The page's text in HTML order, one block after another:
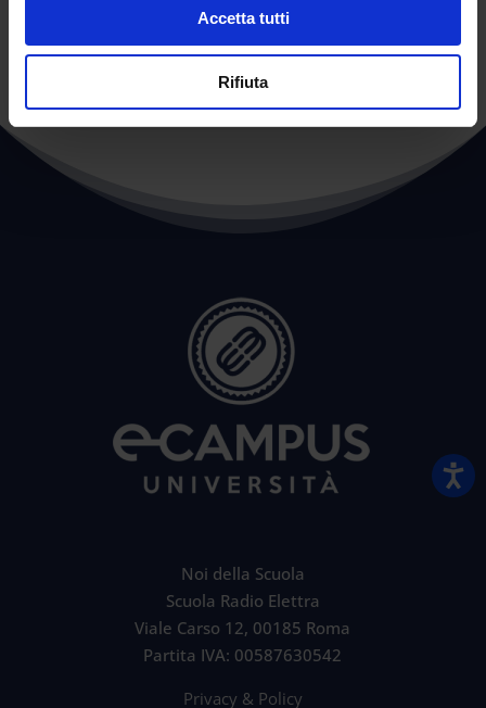
Accetta tutti
Rifiuta
Noi della Scuola
Scuola Radio Elettra
Viale Carso 12, 00185 Roma
Partita IVA: 00587630542
Privacy & Policy